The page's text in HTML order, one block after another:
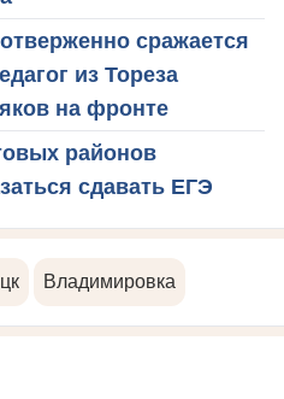
сражается
из Тореза
на фронте
районов
сдавать ЕГЭ
Владимировка